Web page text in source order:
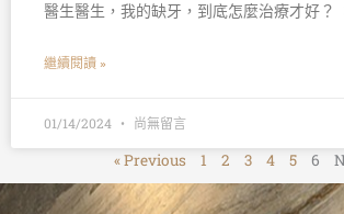
醫生醫生，我的缺牙，到底怎麼治療才好？
繼續閱讀 »
01/14/2024 尚無留言
« Previous 1 2 3 4 5 6